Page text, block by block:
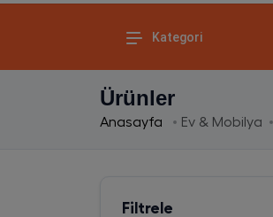
Kategori
Ürünler
Anasayfa Ev & Mobilya
Filtrele